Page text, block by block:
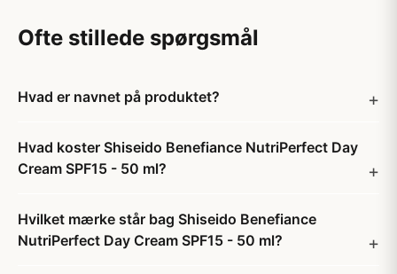
Ofte stillede spørgsmål
Hvad er navnet på produktet?
Hvad koster Shiseido Benefiance NutriPerfect Day
Cream SPF15 - 50 ml?
Hvilket mærke står bag Shiseido Benefiance
NutriPerfect Day Cream SPF15 - 50 ml?